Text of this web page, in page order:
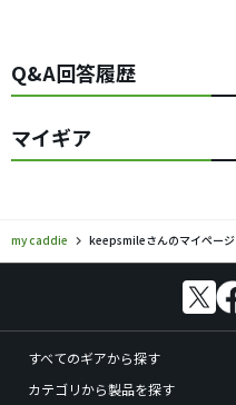
Q&A回答履歴
マイギア
my caddie keepsmileさんのマイページ
すべてのギアから探す
カテゴリから製品を探す